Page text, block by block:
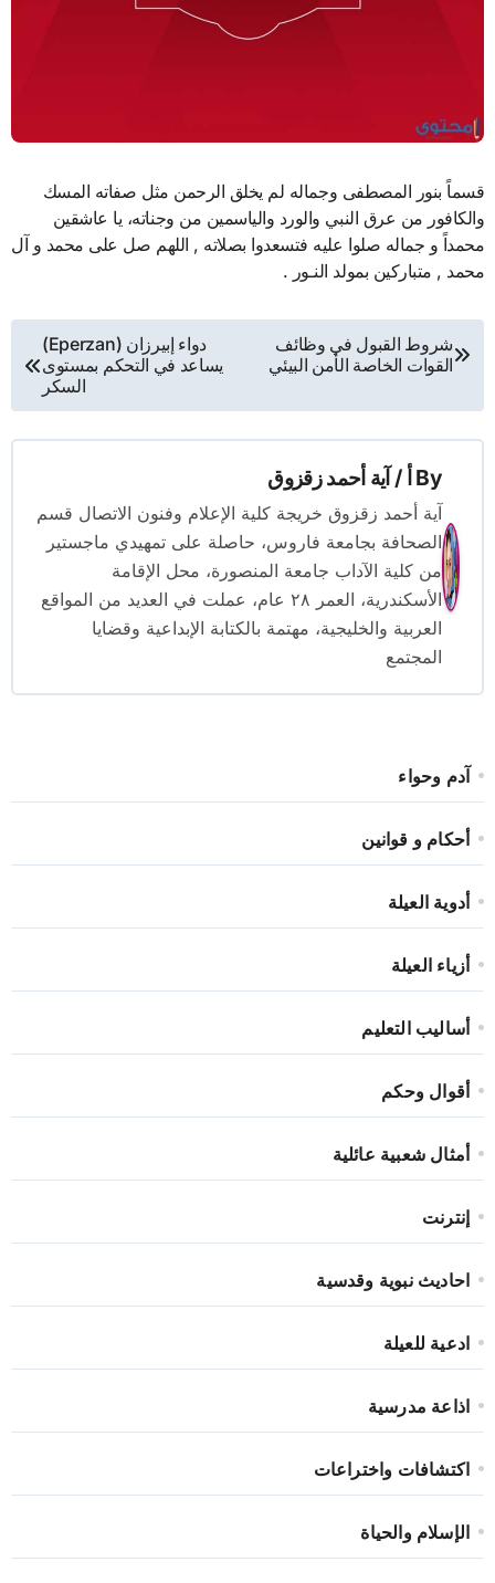
قسماً بنور المصطفى وجماله لم يخلق الرحمن مثل صفاته المسك
والكافور من عرق النبي والورد والياسمين من وجناته، يا عاشقين
محمداً و جماله صلوا عليه فتسعدوا بصلاته , اللهم صل على محمد و آل
محمد , متباركين بمولد النـور .
تصفّح
المقالات
شروط القبول في وظائف
القوات الخاصة الأمن البيئي
دواء إبيرزان (Eperzan)
يساعد في التحكم بمستوى
السكر
By أ / آية أحمد زقزوق
آية أحمد زقزوق خريجة كلية الإعلام وفنون الاتصال قسم
الصحافة بجامعة فاروس، حاصلة على تمهيدي ماجستير
من كلية الآداب جامعة المنصورة، محل الإقامة
الأسكندرية، العمر ٢٨ عام، عملت في العديد من المواقع
العربية والخليجية، مهتمة بالكتابة الإبداعية وقضايا
المجتمع
آدم وحواء
أحكام و قوانين
أدوية العيلة
أزياء العيلة
أساليب التعليم
أقوال وحكم
أمثال شعبية عائلية
إنترنت
احاديث نبوية وقدسية
ادعية للعيلة
اذاعة مدرسية
اكتشافات واختراعات
الإسلام والحياة